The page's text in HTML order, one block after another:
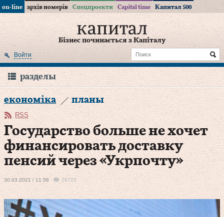
on-line архів номерів Спецпроекти Capital time Капитал 500
Бізнес починається з Капіталу
Войти
разделы
економіка планы
RSS
Государство больше не хочет
финансировать доставку
пенсий через «Укрпочту»
30.03.2021 / 11:58 28725